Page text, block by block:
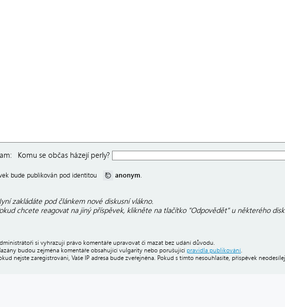
Komu se občas házejí perly?
bude publikován pod identitou anonym.
zakládáte pod článkem nové diskusní vlákno.
chcete reagovat na jiný příspěvek, klikněte na tlačítko "Odpovědět" u některého
si vyhrazují právo komentáře upravovat či mazat bez udání důvodu.
budou zejména komentáře obsahující vulgarity nebo porušující pravidla publikování
nejste zaregistrováni, Vaše IP adresa bude zveřejněna. Pokud s tímto nesouhlasíte, příspěvek